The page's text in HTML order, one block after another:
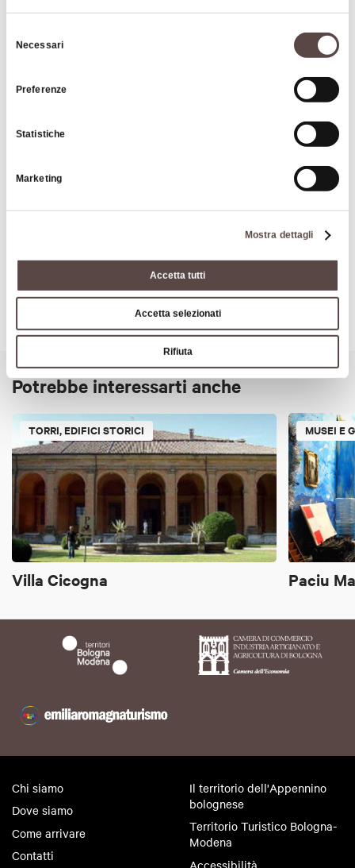
delNecessari
Preferenze
Statistiche
Marketing
Mostra dettagli
Accetta tutti
Accetta selezionati
Rifiuta
40064 Ozzano dell'Emilia
COME ARRIVARE
Interessi
Arte e Cultura
Potrebbe interessarti anche
TORRI, EDIFICI STORICI
Villa Cicogna
MUSEI E
Paciu
Chi siamo
Dove siamo
Come arrivare
Contatti
Il territorio dell'Appennino
bolognese
Territorio Turistico Bologna-
Modena
Accessibilità